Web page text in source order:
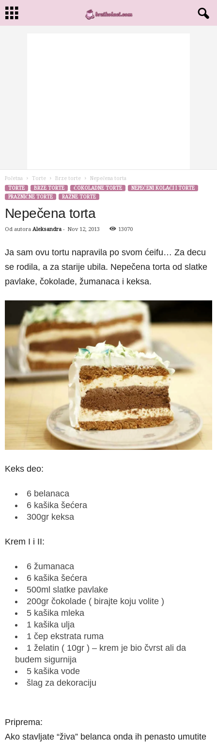
Početna Torte Brze torte
Nepečena torta
TORTE
BRZE TORTE ČOKOLADNE TORTE
NEPEČENI KOLAČI I TORTE
PRAZNIČNE TORTE
RAZNE TORTE
Nepečena torta
Od autora Aleksandra - Nov 12, 2013 13070
Ja sam ovu tortu napravila po svom ćeifu… Za decu
se rodila, a za starije ubila. Nepečena torta od slatke
pavlake, čokolade, žumanaca i keksa.
Keks deo:
6 belanaca
6 kašika šećera
300gr keksa
Krem I i II:
6 žumanaca
6 kašika šećera
500ml slatke pavlake
200gr čokolade ( birajte koju volite )
5 kašika mleka
1 kašika ulja
1 čep ekstrata ruma
1 želatin ( 10gr ) – krem je bio čvrst ali da
budem sigurnija
5 kašika vode
šlag za dekoraciju
Priprema:
Ako stavljate “živa” belanca onda ih penasto umutite